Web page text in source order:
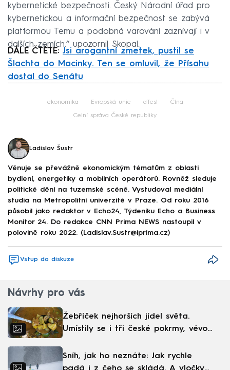
kybernetické bezpečnosti. Český Národní úřad pro
kybernetickou a informační bezpečnost se zabývá
platformou Temu a podobná varování zaznívají i v
dalších zemích,“ upozornil Skopal.
DÁLE ČTĚTE: Jsi arogantní zmetek, pustil se
Šlachta do Macinky. Ten se omluvil, že Přísahu
dostal do Senátu
ekonomika Evropská unie dTest Čína
Celní správa České republiky
Ladislav Šustr
Věnuje se převážně ekonomickým tématům z oblasti
bydlení, energetiky a mobilních operátorů. Rovněž sleduje
politické dění na tuzemské scéně. Vystudoval mediální
studia na Metropolitní univerzitě v Praze. Od roku 2016
působil jako redaktor v Echo24, Týdeníku Echo a Business
Monitor 24. Do redakce CNN Prima NEWS nastoupil v
polovině roku 2022. (Ladislav.Sustr@iprima.cz)
Vstup do diskuze
Návrhy pro vás
Žebříček nejhorších jídel světa.
Umístily se i tři české pokrmy, vévodí
Sníh, jak ho neznáte: Jak rychle
padá i z čeho se skládá. A vločky